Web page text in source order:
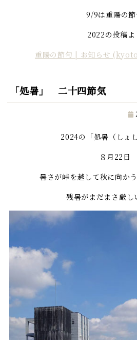
9/9は重陽の節
2022の投稿よ
重陽の節句 | お知らせ
「処暑」 二十四節気
2024の「処暑（しょ
８月22日
暑さが峠を越して秋に向か
残暑がまだまさ厳し